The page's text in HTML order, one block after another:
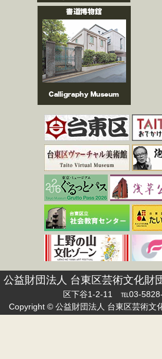
公益財団法人 台東区芸術文化財
区下谷1-2-11 ℡03-
Copyright © 公益財団法人 台東区芸術文